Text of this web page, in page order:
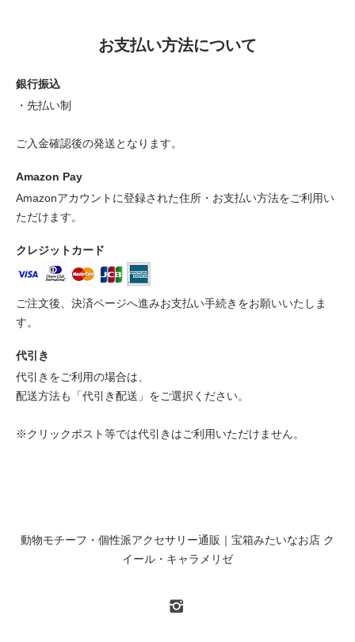
お支払い方法について
銀行振込
・先払い制
ご入金確認後の発送となります。
Amazon Pay
Amazonアカウントに登録された住所・お支払い方法をご利用い
ただけます。
クレジットカード
ご注文後、決済ページへ進みお支払い手続きをお願いいたしま
す。
代引き
代引きをご利用の場合は、
配送方法も「代引き配送」をご選択ください。
※クリックポスト等では代引きはご利用いただけません。
動物モチーフ・個性派アクセサリー通販｜宝箱みたいなお店 ク
イール・キャラメリゼ